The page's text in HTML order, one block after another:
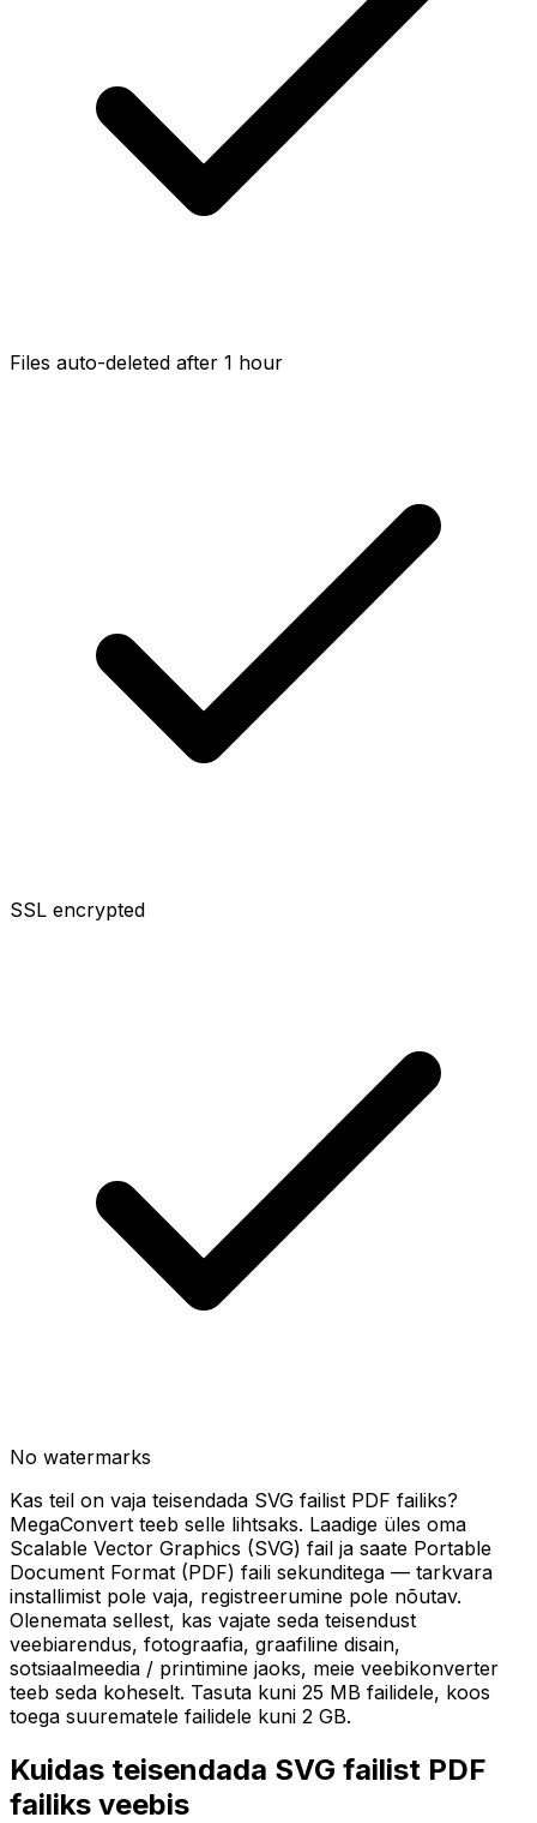
Files auto-deleted after 1 hour
SSL encrypted
No watermarks
Kas teil on vaja teisendada SVG failist PDF failiks?
MegaConvert teeb selle lihtsaks. Laadige üles oma
Scalable Vector Graphics (SVG) fail ja saate Portable
Document Format (PDF) faili sekunditega — tarkvara
installimist pole vaja, registreerumine pole nõutav.
Olenemata sellest, kas vajate seda teisendust
veebiarendus, fotograafia, graafiline disain,
sotsiaalmeedia / printimine jaoks, meie veebikonverter
teeb seda koheselt. Tasuta kuni 25 MB failidele, koos
toega suurematele failidele kuni 2 GB.
Kuidas teisendada SVG failist PDF
failiks veebis